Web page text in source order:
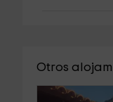
Otros